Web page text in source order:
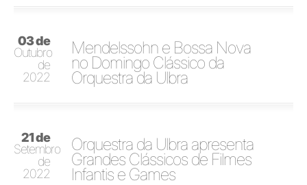
03 de
Outubro
de
2022
Mendelssohn e Bossa Nova
no Domingo Clássico da
Orquestra da Ulbra
21 de
Setembro
de
2022
Orquestra da Ulbra apresenta
Grandes Clássicos de Filmes
Infantis e Games